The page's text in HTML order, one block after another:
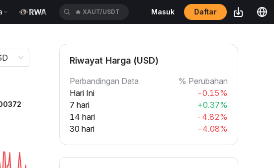
🔥 XAUT/USDT Masuk Daftar
Riwayat Harga (USD)
Perbandingan Data
% Perubahan
Hari Ini
-0.15%
7 hari
+0.37%
14 hari
-4.82%
30 hari
-4.08%